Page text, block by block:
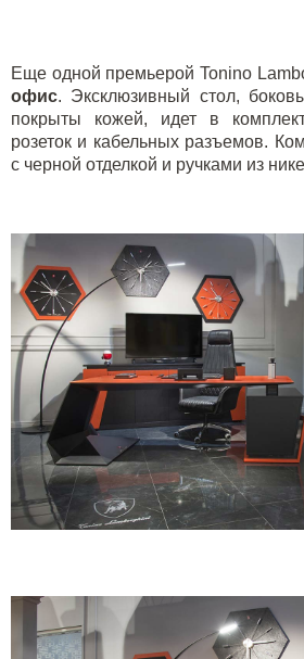
Еще одной премьерой Tonino
офис. Эксклюзивный стол,
покрыты кожей, идет в
розеток и кабельных разъемов.
с черной отделкой и ручками из